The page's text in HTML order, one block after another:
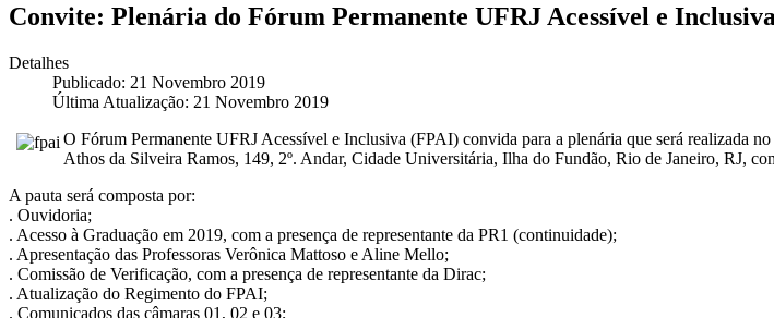
Convite: Plenária do Fórum Permanente UFRJ Acessível e Inclusiva
Detalhes
Publicado: 21 Novembro 2019
Última Atualização: 21 Novembro 2019
O Fórum Permanente UFRJ Acessível e Inclusiva (FPAI) convida para a plenária que será realizada
Athos da Silveira Ramos, 149, 2º. Andar, Cidade Universitária, Ilha do Fundão, Rio de Janeiro, RJ,
A pauta será composta por:
. Ouvidoria;
. Acesso à Graduação em 2019, com a presença de representante da PR1 (continuidade);
. Apresentação das Professoras Verônica Mattoso e Aline Mello;
. Comissão de Verificação, com a presença de representante da Dirac;
. Atualização do Regimento do FPAI;
. Comunicados das câmaras 01, 02 e 03;